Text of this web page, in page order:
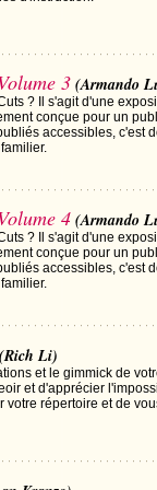
3 (Armando
? Il s'agit d'une
conçue pour un
accessibles, c'est
4 (Armando
? Il s'agit d'une
conçue pour un
accessibles, c'est
(Rich Li)
et le gimmick de
et d'apprécier
votre répertoire et de